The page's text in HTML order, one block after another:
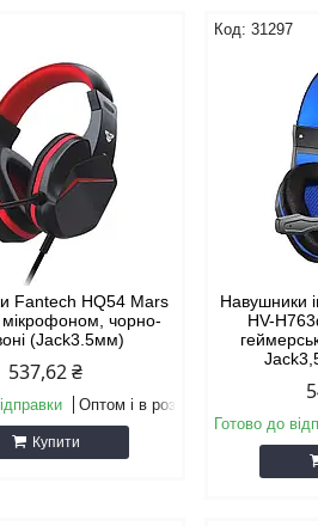
Fantech HQ54 Mars
мікрофоном, чорно-
(Jack3.5мм)
537,62 ₴
Оптом і в роздріб
Купити
31297
Навушники
HV-
Готово до